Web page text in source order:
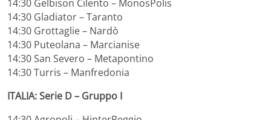
14:30 Gelbison Cilento – MonosPolis
14:30 Gladiator – Taranto
14:30 Grottaglie – Nardò
14:30 Puteolana – Marcianise
14:30 San Severo – Metapontino
14:30 Turris – Manfredonia
ITALIA: Serie D – Gruppo I